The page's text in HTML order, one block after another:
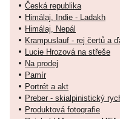
Česká republika
Himálaj, Indie - Ladakh
Himálaj, Nepál
Krampuslauf - rej čertů a
Lucie Hrozová na střeše
Na prodej
Pamír
Portrét a akt
Preber - skialpinistický
Produktová fotografie